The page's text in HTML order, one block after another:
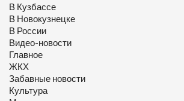
В Кузбассе
В Новокузнецке
В России
Видео-новости
Главное
ЖКХ
Забавные новости
Культура